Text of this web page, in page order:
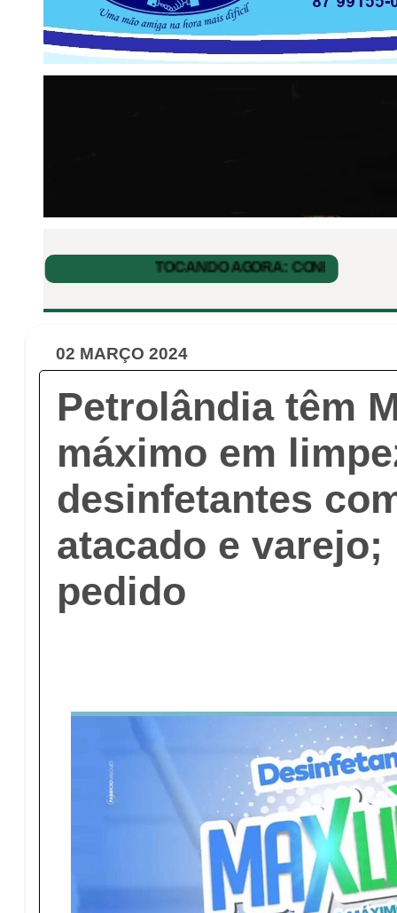
02 MARÇO 2024
Petrolândia têm
máximo em
desinfetantes
atacado e varejo;
pedido